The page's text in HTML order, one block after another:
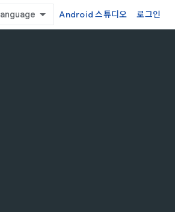
Android 스튜디오 로그인